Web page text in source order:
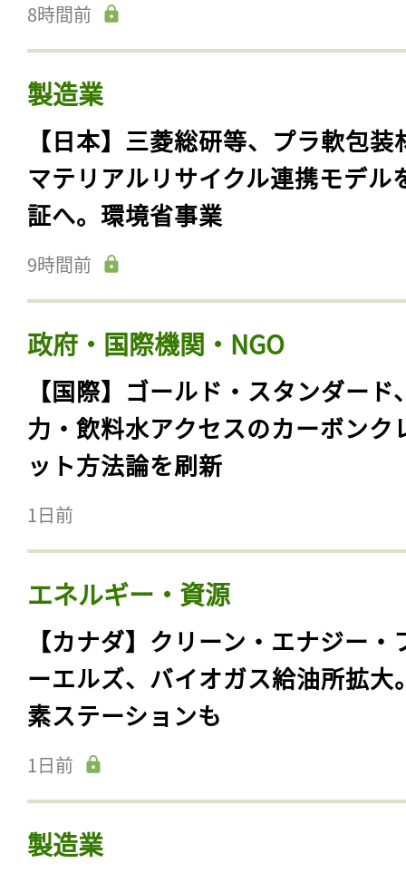
8時間前
製造業
【日本】三菱総研等、プラ軟包装
マテリアルリサイクル連携モデル
証へ。環境省事業
9時間前
政府・国際機関・NGO
【国際】ゴールド・スタンダード
力・飲料水アクセスのカーボンク
ット方法論を刷新
1日前
エネルギー・資源
【カナダ】クリーン・エナジー・
ーエルズ、バイオガス給油所拡大
素ステーションも
1日前
製造業